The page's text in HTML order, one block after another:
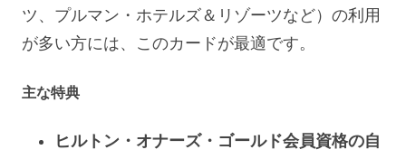
ツ、プルマン・ホテルズ＆リゾーツなど）の利用
が多い方には、このカードが最適です。
主な特典
ヒルトン・オナーズ・ゴールド会員資格の自